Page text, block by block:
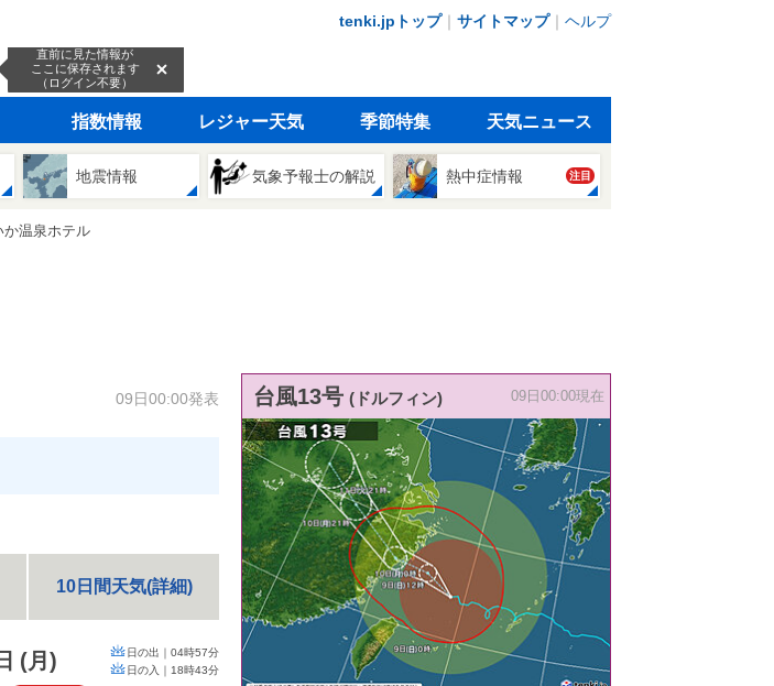
tenki.jpトップ｜ サイトマップ｜ ヘルプ
直前に見た情報が
ここに保存されます
（ログイン不要）
指数情報 レジャー天気 季節特集 天気ニュース
地震情報 気象予報士の解説 熱中症情報 注目
か温泉ホテル
09日00:00発表
10日間天気(詳細)
(月 ) 日の出｜ 04時57分
日の入｜ 18時43分
台風13号 (ドルフィン) 09日00:00現在